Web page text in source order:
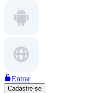
Entrar
Cadastre-se